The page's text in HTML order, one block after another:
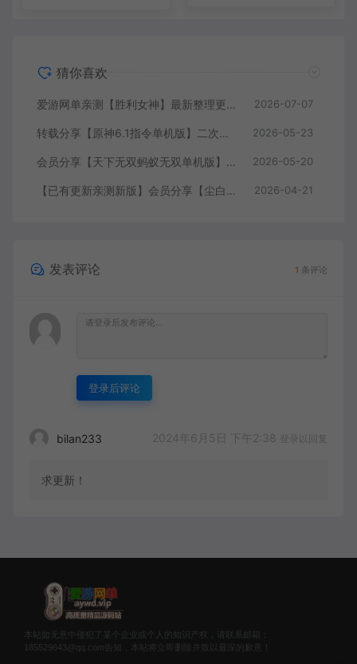
猜你喜欢
爱游网单亲测【胜利女神】最新整理更新第7版148.10.5NIKKE胜利女神妮姬单机版方舟活动148版本官服GM可无限抽卡全剧情免虚拟机一键端视频安装教学 2026-07-07
转载分享【原神6.1指令单机版】二次元网游单机版 指令模拟端 登录 战斗 地图 魔物 背包 抽卡 商店 MOD 未亲测图文教学 2026-05-23
会员分享【天下无双蚂蚁无双单机版】最新整理单机版本 带GM命令后台 武侠怀旧网游 免虚拟机一键端 配套视频教学 2026-05-20
【已有更新亲测新版】会员分享【尘白单机版】二次元射击类网游单机版一键端 2026-04-21
发表评论 1 条评论
登录后评论
bilan233 2024年6月5日 下午2:38 登录以回复
求更新！
本站如无意中侵犯了某个企业或个人的知识产权，请联系邮箱：
185529643@qq.com告知，本站将立即删除并致以最深的歉意！